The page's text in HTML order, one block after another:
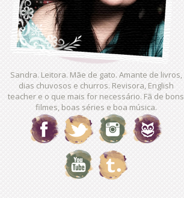
Sandra. Leitora. Mãe de gato. Amante de livros,
dias chuvosos e churros. Revisora, English
teacher e o que mais for necessário. Fã de bons
filmes, boas séries e boa música.